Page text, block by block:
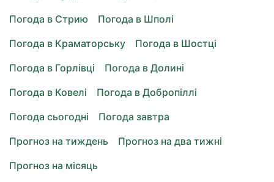
Погода в Стрию
Погода в Шполі
Погода в Краматорську
Погода в Шостці
Погода в Горлівці
Погода в Долині
Погода в Ковелі
Погода в Добропіллі
Погода сьогодні
Погода завтра
Прогноз на тиждень
Прогноз на два тижні
Прогноз на місяць